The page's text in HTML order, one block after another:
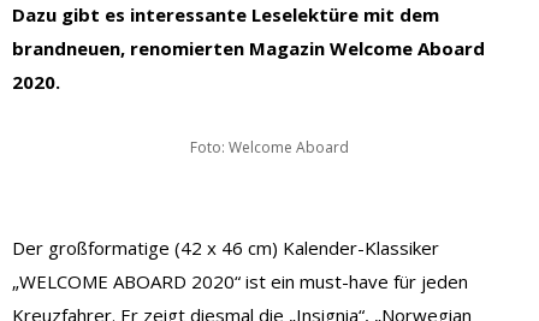
Dazu gibt es interessante Leselektüre mit dem
brandneuen, renomierten Magazin Welcome Aboard
2020.
Foto: Welcome Aboard
Der großformatige (42 x 46 cm) Kalender-Klassiker
„WELCOME ABOARD 2020“ ist ein must-have für jeden
Kreuzfahrer. Er zeigt diesmal die „Insignia“, „Norwegian